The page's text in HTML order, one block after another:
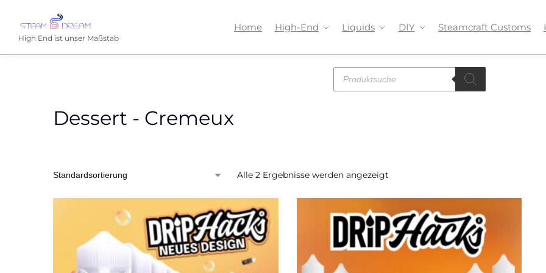
High End ist unser Maßstab
Home High-End Liquids DIY Steamcraft Customs
Dessert - Cremeux
Alle 2 Ergebnisse werden angezeigt